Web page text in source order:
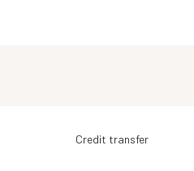
Credit transfer